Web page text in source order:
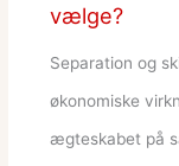
vælge?
Separation og
økonomiske
ægteskabet på